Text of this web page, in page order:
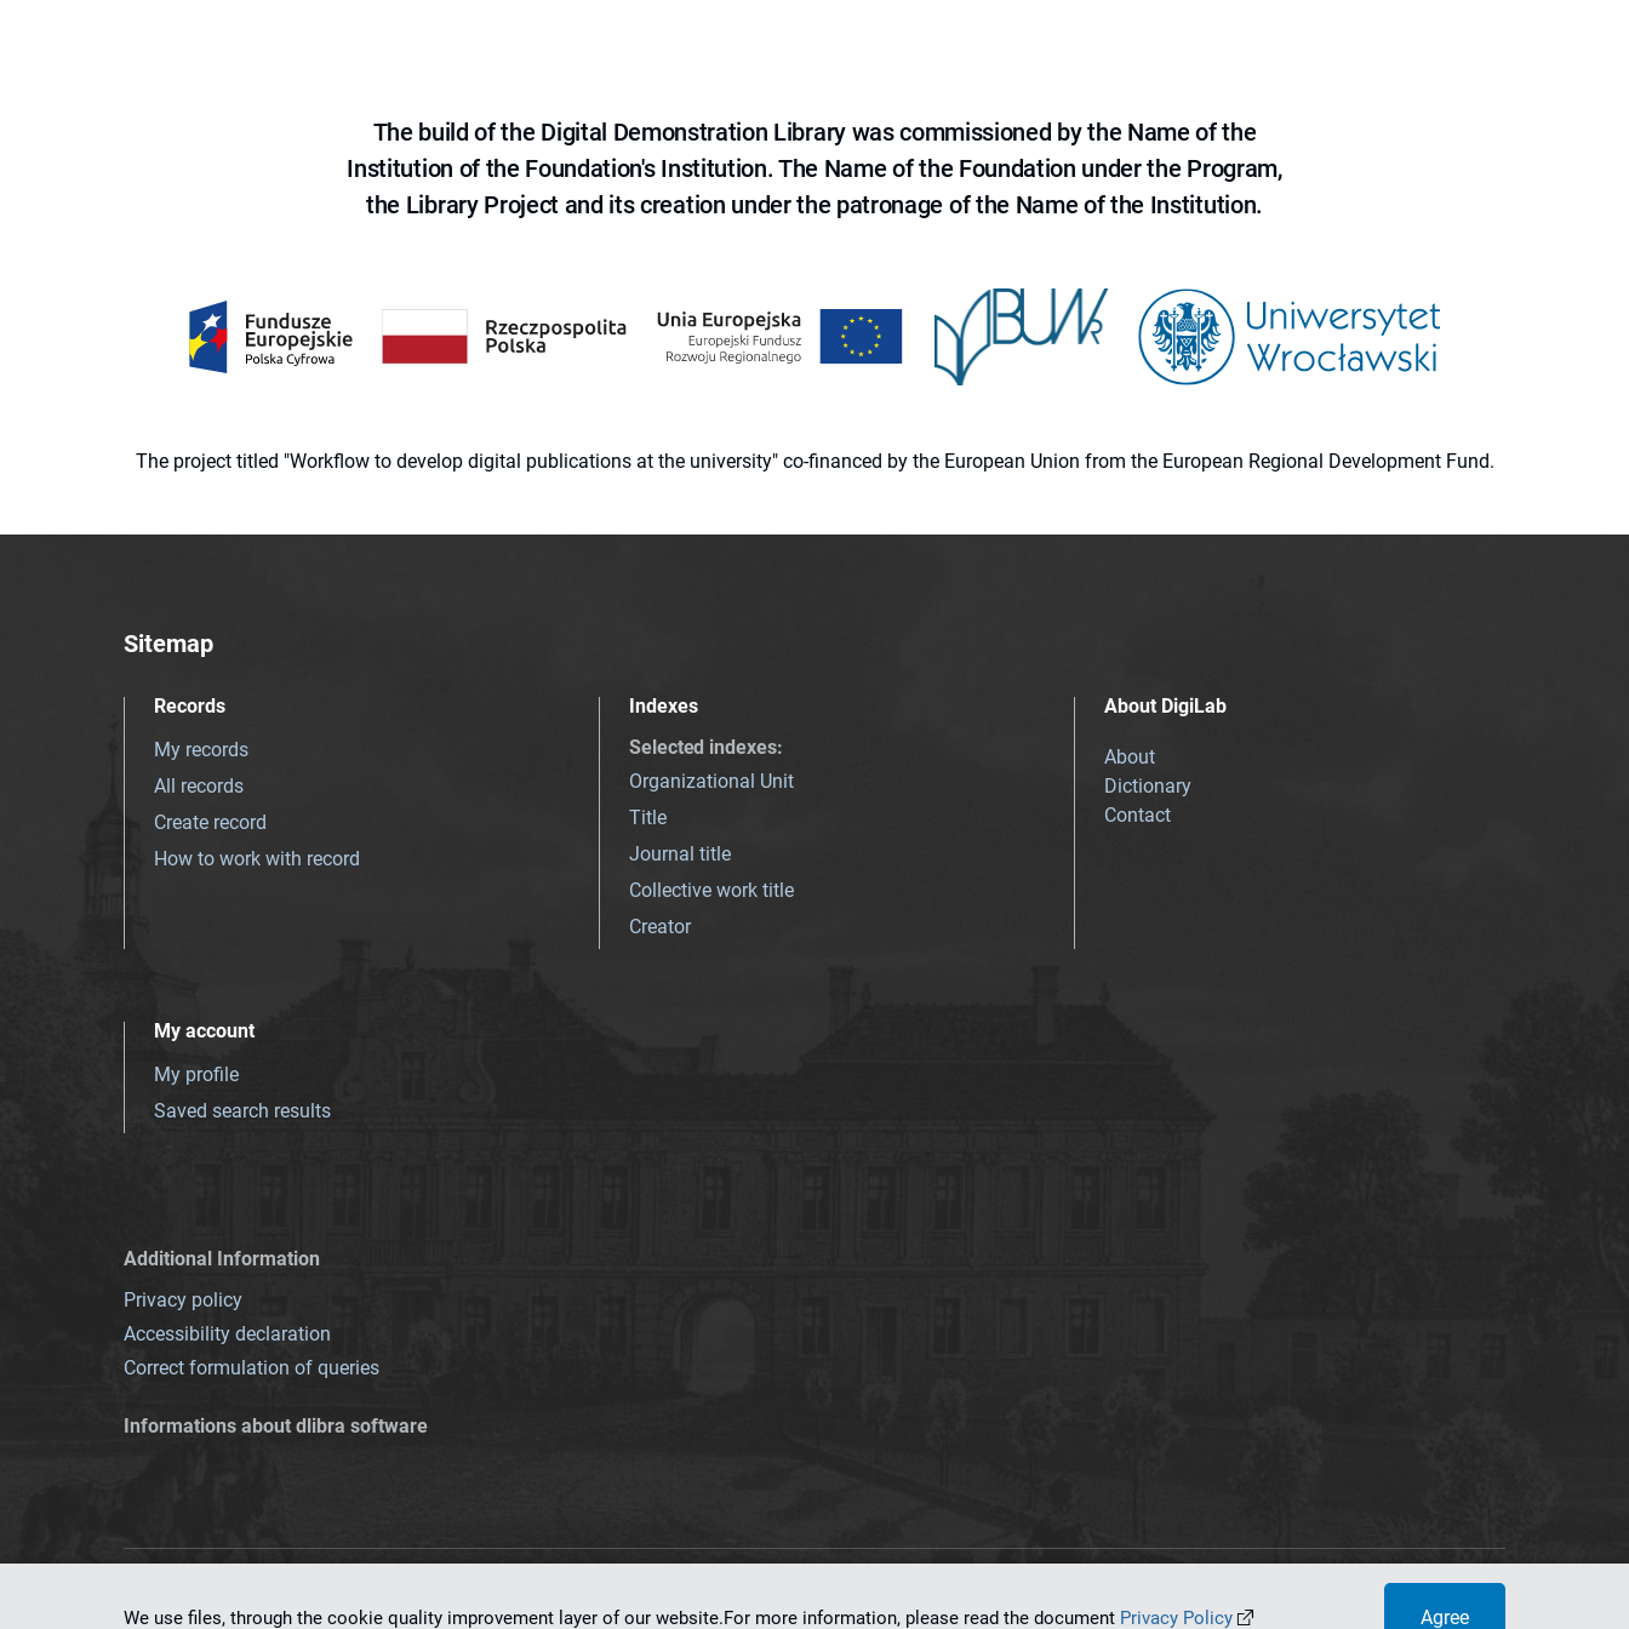
The build of the Digital Demonstration Library was commissioned by the Name of the
Institution of the Foundation's Institution. The Name of the Foundation under the Program,
the Library Project and its creation under the patronage of the Name of the Institution.
The project titled "Workflow to develop digital publications at the university" co-financed by the European Union from the European Regional Development Fund.
Sitemap
Records
My records
All records
Create record
How to work with record
Indexes
Selected indexes:
Organizational Unit
Title
Journal title
Collective work title
Creator
About DigiLab
About
Dictionary
Contact
My account
My profile
Saved search results
Additional Information
Privacy policy
Accessibility declaration
Correct formulation of queries
Informations about dlibra software
We use files, through the cookie quality improvement layer of our website.For more information, please read the document Privacy Policy Agree